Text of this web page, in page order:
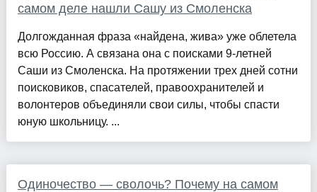
самом деле нашли Сашу из Смоленска
Долгожданная фраза «найдена, жива» уже облетела
всю Россию. А связана она с поисками 9-летней
Саши из Смоленска. На протяжении трех дней сотни
поисковиков, спасателей, правоохранителей и
волонтеров объединяли свои силы, чтобы спасти
юную школьницу. ...
Одиночество — сволочь? Почему на самом